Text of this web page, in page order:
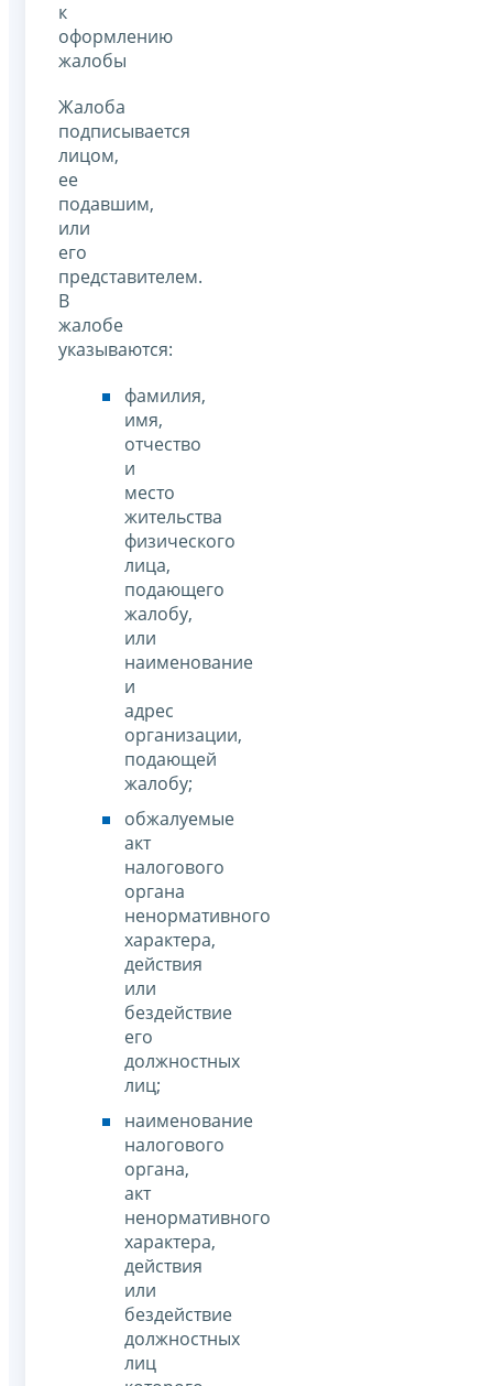
к
оформлению
жалобы
Жалоба
подписывается
лицом,
ее
подавшим,
или
его
представителем.
В
жалобе
указываются:
фамилия,
имя,
отчество
и
место
жительства
физического
лица,
подающего
жалобу,
или
наименование
и
адрес
организации,
подающей
жалобу;
обжалуемые
акт
налогового
органа
ненормативного
характера,
действия
или
бездействие
его
должностных
лиц;
наименование
налогового
органа,
акт
ненормативного
характера,
действия
или
бездействие
должностных
лиц